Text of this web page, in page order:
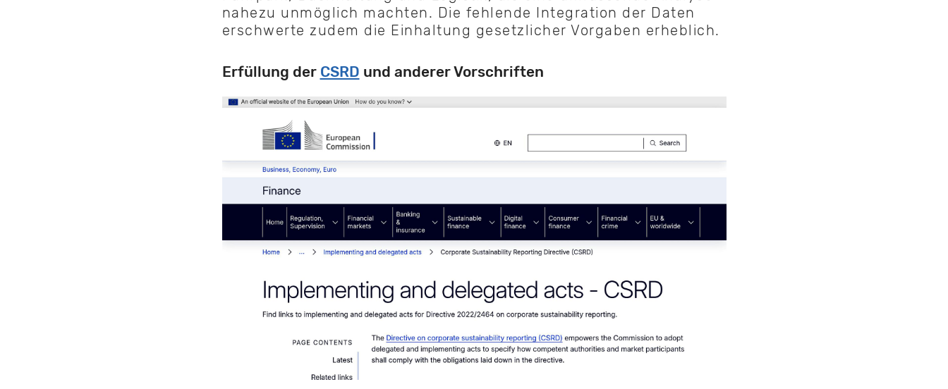
nahezu unmöglich machten. Die fehlende Integration der Daten
erschwerte zudem die Einhaltung gesetzlicher Vorgaben erheblich.
Erfüllung der CSRD und anderer Vorschriften